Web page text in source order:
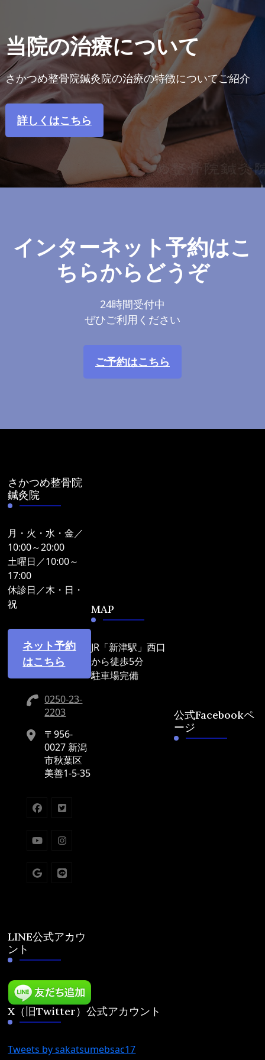
当院の治療について
さかつめ整骨院鍼灸院の治療の特徴についてご紹介
詳しくはこちら
インターネット予約はこ
ちらからどうぞ
24時間受付中
ぜひご利用ください
ご予約はこちら
さかつめ整骨院
鍼灸院
月・火・水・金／
10:00～20:00
土曜日／10:00～
17:00
休診日／木・日・
祝
ネット予約
はこちら
0250-23-
2203
〒956-
0027 新潟
市秋葉区
美善1-5-35
LINE公式アカウ
ント
MAP
JR「新津駅」西口
から徒歩5分
駐車場完備
公式Facebookペ
ージ
X（旧Twitter）公式アカウント
Tweets by sakatsumebsac17